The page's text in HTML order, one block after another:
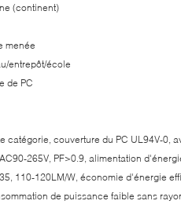
(continent)
menée
entrepôt/école
de PC
catégorie, couverture du PC UL94V-0,
265V, PF>0.9, alimentation
110-120LM/W, économie d'énergie
de puissance faible sans